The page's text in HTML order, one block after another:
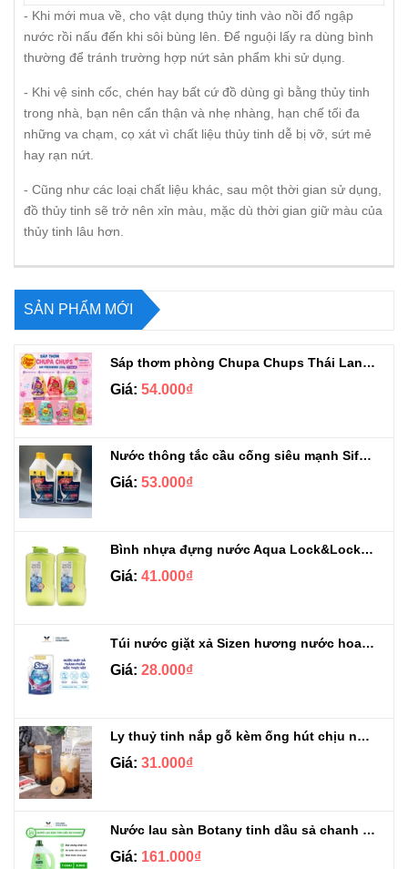
- Khi mới mua về, cho vật dụng thủy tinh vào nồi đổ ngập
nước rồi nấu đến khi sôi bùng lên. Để nguội lấy ra dùng bình
thường để tránh trường hợp nứt sản phẩm khi sử dụng.
- Khi vệ sinh cốc, chén hay bất cứ đồ dùng gì bằng thủy tinh
trong nhà, bạn nên cẩn thận và nhẹ nhàng, hạn chế tối đa
những va chạm, cọ xát vì chất liệu thủy tinh dễ bị vỡ, sứt mẻ
hay rạn nứt.
- Cũng như các loại chất liệu khác, sau một thời gian sử dụng,
đồ thủy tinh sẽ trở nên xỉn màu, mặc dù thời gian giữ màu của
thủy tinh lâu hơn.
SẢN PHẨM MỚI
Sáp thơm phòng Chupa Chups Thái Lan 230g
Giá: 54.000₫
Nước thông tắc cầu cống siêu mạnh Sifa 1.4kg
Giá: 53.000₫
Bình nhựa đựng nước Aqua Lock&Lock 2.1L
Giá: 41.000₫
Túi nước giặt xả Sizen hương nước hoa 500 ml
Giá: 28.000₫
Ly thuỷ tinh nắp gỗ kèm ống hút chịu nhiệt 500ml
Giá: 31.000₫
Nước lau sàn Botany tinh dầu sả chanh chai 3.9kg
Giá: 161.000₫